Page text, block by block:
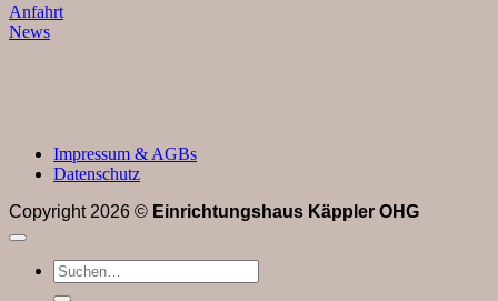
Anfahrt
News
Impressum & AGBs
Datenschutz
Copyright 2026 © Einrichtungshaus Käppler OHG
Suchen
nach: